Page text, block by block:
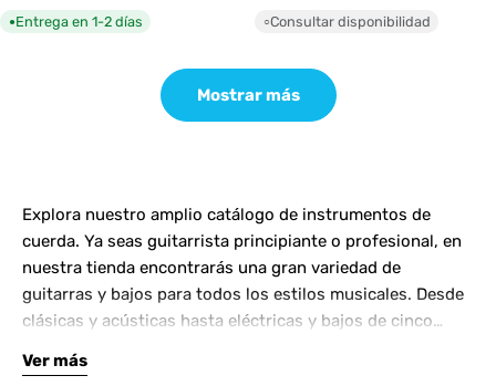
habitual
●Entrega en 1-2 días
habitual
○Consultar disponibilidad
Mostrar más
Explora nuestro amplio catálogo de instrumentos de
cuerda. Ya seas guitarrista principiante o profesional, en
nuestra tienda encontrarás una gran variedad de
guitarras y bajos para todos los estilos musicales. Desde
clásicas y acústicas hasta eléctricas y bajos de cinco
Complementa tu instrumento con amplificadores de
Ver más